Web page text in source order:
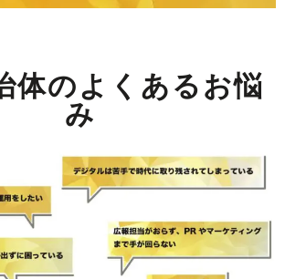
体のよくあるお悩
み